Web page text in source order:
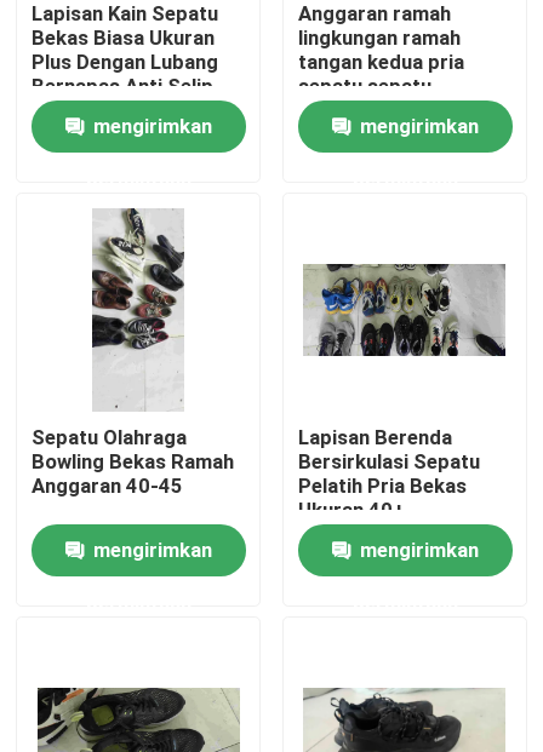
Rumah
Produk
Video
Tentang kami
Tur Pabrik
Kontrol kualitas
Pakaian Anak Pratama
Lapisan Kain Sepatu
Bekas Biasa Ukuran
Plus Dengan Lubang
Bernapas Anti Selip
mengirimkan
Anggaran ramah
lingkungan ramah
tangan kedua pria
sepatu sepatu
mengirimkan
Sepatu Olahraga
Bowling Bekas Ramah
Anggaran 40-45
mengirimkan
Lapisan Berenda
Bersirkulasi Sepatu
Pelatih Pria Bekas
Ukuran 40+
mengirimkan